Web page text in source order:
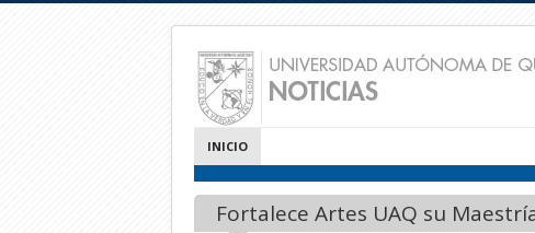
INICIO
Fortalece Artes UAQ su